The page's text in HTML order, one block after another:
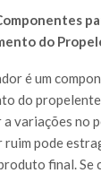
do
é um
do
variações no
ruim pode
final. Se